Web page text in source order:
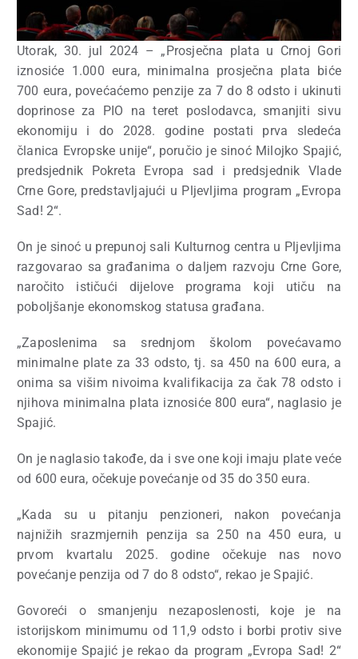
Utorak, 30. jul 2024 – „Prosječna plata u Crnoj Gori
iznosiće 1.000 eura, minimalna prosječna plata biće
700 eura, povećaćemo penzije za 7 do 8 odsto i ukinuti
doprinose za PIO na teret poslodavca, smanjiti sivu
ekonomiju i do 2028. godine postati prva sledeća
članica Evropske unije“, poručio je sinoć Milojko Spajić,
predsjednik Pokreta Evropa sad i predsjednik Vlade
Crne Gore, predstavljajući u Pljevljima program „Evropa
Sad! 2“.
On je sinoć u prepunoj sali Kulturnog centra u Pljevljima
razgovarao sa građanima o daljem razvoju Crne Gore,
naročito ističući dijelove programa koji utiču na
poboljšanje ekonomskog statusa građana.
„Zaposlenima sa srednjom školom povećavamo
minimalne plate za 33 odsto, tj. sa 450 na 600 eura, a
onima sa višim nivoima kvalifikacija za čak 78 odsto i
njihova minimalna plata iznosiće 800 eura“, naglasio je
Spajić.
On je naglasio takođe, da i sve one koji imaju plate veće
od 600 eura, očekuje povećanje od 35 do 350 eura.
„Kada su u pitanju penzioneri, nakon povećanja
najnižih srazmjernih penzija sa 250 na 450 eura, u
prvom kvartalu 2025. godine očekuje nas novo
povećanje penzija od 7 do 8 odsto“, rekao je Spajić.
Govoreći o smanjenju nezaposlenosti, koje je na
istorijskom minimumu od 11,9 odsto i borbi protiv sive
ekonomije Spajić je rekao da program „Evropa Sad! 2“